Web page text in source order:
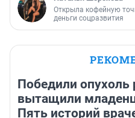
Открыла кофейную
деньги соцразвития
Победили опухоль
вытащили
Пять историй